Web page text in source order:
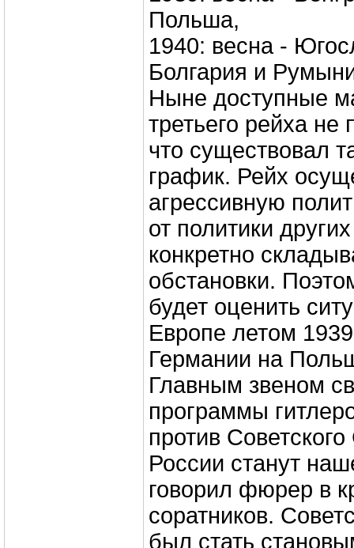
Польша,
1940: весна -
Болгария и
Ныне доступные
третьего рейха не
что существовал
график. Рейх
агрессивную
от политики
конкретно
обстановки.
будет оценить
Европе летом
Германии на
Главным звеном
программы
против
России станут
говорил фюрер в
соратников.
был стать